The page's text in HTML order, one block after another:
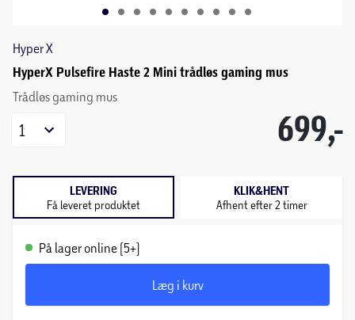
Hyper X
HyperX Pulsefire Haste 2 Mini trådløs gaming mus
Trådløs gaming mus
699,-
1
LEVERING
Få leveret produktet
KLIK&HENT
Afhent efter 2 timer
På lager online (5+)
Læg i kurv